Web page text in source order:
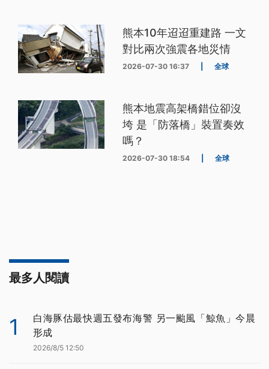
熊本10年迢迢重建路 一文
對比兩次強震各地災情
2026-07-30 16:37 全球
熊本地震高架橋錯位卻沒
垮 是「防落橋」裝置奏效
嗎？
2026-07-30 18:54 全球
最多人閱讀
1
白海豚估最快週五發布海警 另一颱風「鯨魚」今晨
形成
2026/8/5 12:50